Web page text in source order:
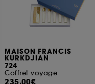
MAISON FRANCIS
KURKDJIAN
724
Coffret voyage
235,00€